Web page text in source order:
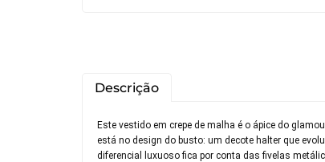
Descrição
Este vestido em crepe de malha é o ápice do
está no design do busto: um decote halter que
diferencial luxuoso fica por conta das fivelas